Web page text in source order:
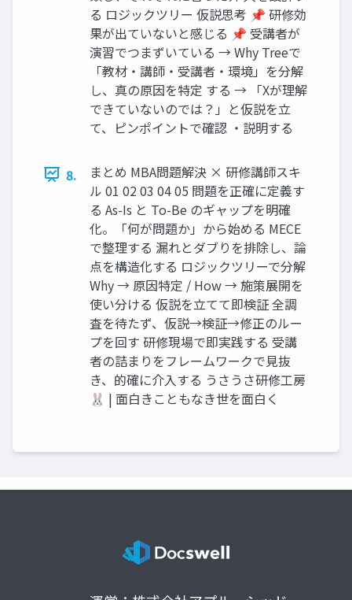
る ロジックツリー 仮説思考 📌 研修効
果が出ていないと感じる 📌 受講者が
演習でつまずいている → Why Treeで
「教材・講師・受講者・環境」を分解
し、真の原因を特定 する → 「Xが理解
できていないのでは？」と仮説を立
て、ピンポイントで確認 ・説明する
8.
まとめ MBA問題解決 × 研修講師スキ
ル 01 02 03 04 05 問題を正確に定義す
る As-Is と To-Be のギャップを明確
化。「何が問題か」から始める MECE
で整理する 漏れとダブりを排除し、論
点を構造化する ロジックツリーで分解
Why → 原因特定 / How → 施策展開を
使い分ける 仮説を立てて即検証 全調
査を待たず、仮説→検証→修正のルー
プを回す 研修現場で即実践する 受講
者の詰まりをフレームワークで見抜
き、的確に介入する うさうさ研修工房
🐰 | 面白きこともなき世を面白く